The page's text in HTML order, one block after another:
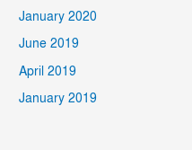
January 2020
June 2019
April 2019
January 2019